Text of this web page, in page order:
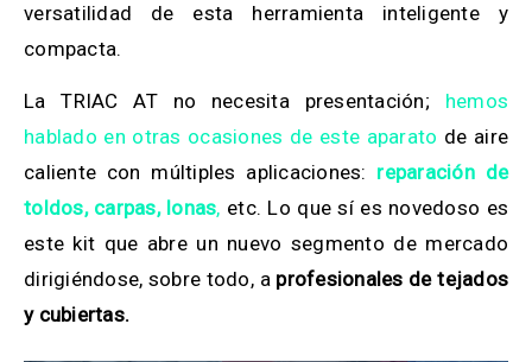
versatilidad de esta herramienta inteligente y
compacta.
La TRIAC AT no necesita presentación; hemos
hablado en otras ocasiones de este aparato de aire
caliente con múltiples aplicaciones: reparación de
toldos, carpas, lonas, etc. Lo que sí es novedoso es
este kit que abre un nuevo segmento de mercado
dirigiéndose, sobre todo, a profesionales de tejados
y cubiertas.